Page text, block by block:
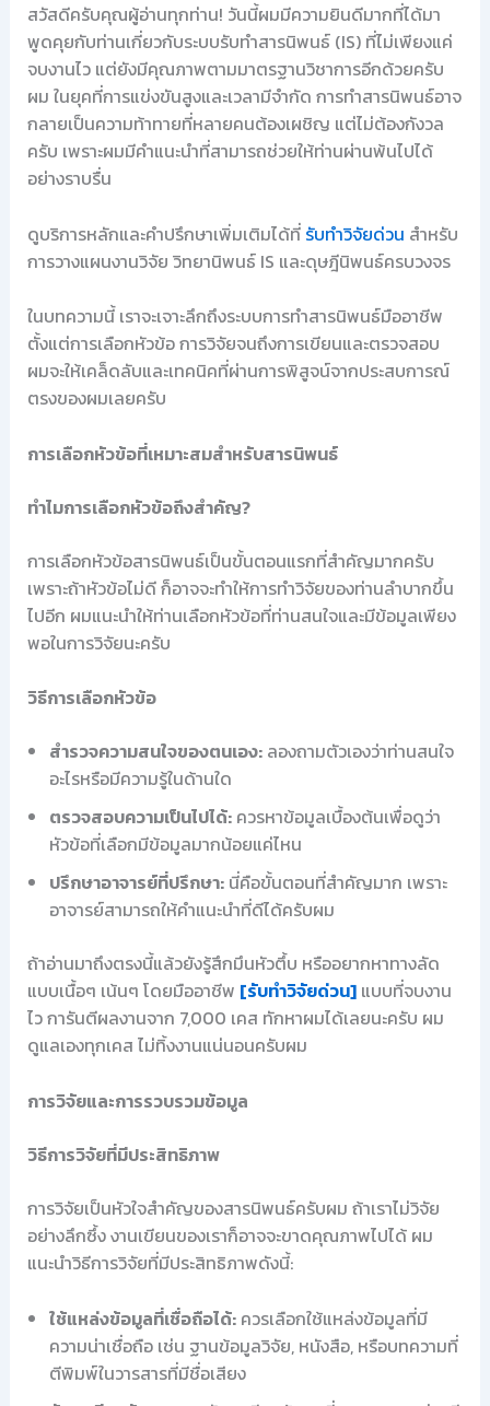
สวัสดีครับคุณผู้อ่านทุกท่าน! วันนี้ผมมีความยินดีมากที่ได้มา
พูดคุยกับท่านเกี่ยวกับระบบรับทำสารนิพนธ์ (IS) ที่ไม่เพียงแค่
จบงานไว แต่ยังมีคุณภาพตามมาตรฐานวิชาการอีกด้วยครับ
ผม ในยุคที่การแข่งขันสูงและเวลามีจำกัด การทำสารนิพนธ์อาจ
กลายเป็นความท้าทายที่หลายคนต้องเผชิญ แต่ไม่ต้องกังวล
ครับ เพราะผมมีคำแนะนำที่สามารถช่วยให้ท่านผ่านพ้นไปได้
อย่างราบรื่น
ดูบริการหลักและคำปรึกษาเพิ่มเติมได้ที่ รับทำวิจัยด่วน สำหรับ
การวางแผนงานวิจัย วิทยานิพนธ์ IS และดุษฎีนิพนธ์ครบวงจร
ในบทความนี้ เราจะเจาะลึกถึงระบบการทำสารนิพนธ์มืออาชีพ
ตั้งแต่การเลือกหัวข้อ การวิจัยจนถึงการเขียนและตรวจสอบ
ผมจะให้เคล็ดลับและเทคนิคที่ผ่านการพิสูจน์จากประสบการณ์
ตรงของผมเลยครับ
การเลือกหัวข้อที่เหมาะสมสำหรับสารนิพนธ์
ทำไมการเลือกหัวข้อถึงสำคัญ?
การเลือกหัวข้อสารนิพนธ์เป็นขั้นตอนแรกที่สำคัญมากครับ
เพราะถ้าหัวข้อไม่ดี ก็อาจจะทำให้การทำวิจัยของท่านลำบากขึ้น
ไปอีก ผมแนะนำให้ท่านเลือกหัวข้อที่ท่านสนใจและมีข้อมูลเพียง
พอในการวิจัยนะครับ
วิธีการเลือกหัวข้อ
สำรวจความสนใจของตนเอง:ลองถามตัวเองว่าท่านสนใจ
อะไรหรือมีความรู้ในด้านใด
ตรวจสอบความเป็นไปได้:ควรหาข้อมูลเบื้องต้นเพื่อดูว่า
หัวข้อที่เลือกมีข้อมูลมากน้อยแค่ไหน
ปรึกษาอาจารย์ที่ปรึกษา:นี่คือขั้นตอนที่สำคัญมาก เพราะ
อาจารย์สามารถให้คำแนะนำที่ดีได้ครับผม
ถ้าอ่านมาถึงตรงนี้แล้วยังรู้สึกมึนหัวตึ้บ หรืออยากหาทางลัด
แบบเนื้อๆ เน้นๆ โดยมืออาชีพ [รับทำวิจัยด่วน]แบบที่จบงาน
ไว การันตีผลงานจาก 7,000 เคส ทักหาผมได้เลยนะครับ ผม
ดูแลเองทุกเคส ไม่ทิ้งงานแน่นอนครับผม
การวิจัยและการรวบรวมข้อมูล
วิธีการวิจัยที่มีประสิทธิภาพ
การวิจัยเป็นหัวใจสำคัญของสารนิพนธ์ครับผม ถ้าเราไม่วิจัย
อย่างลึกซึ้ง งานเขียนของเราก็อาจจะขาดคุณภาพไปได้ ผม
แนะนำวิธีการวิจัยที่มีประสิทธิภาพดังนี้:
ใช้แหล่งข้อมูลที่เชื่อถือได้:ควรเลือกใช้แหล่งข้อมูลที่มี
ความน่าเชื่อถือ เช่น ฐานข้อมูลวิจัย, หนังสือ, หรือบทความที่
ตีพิมพ์ในวารสารที่มีชื่อเสียง